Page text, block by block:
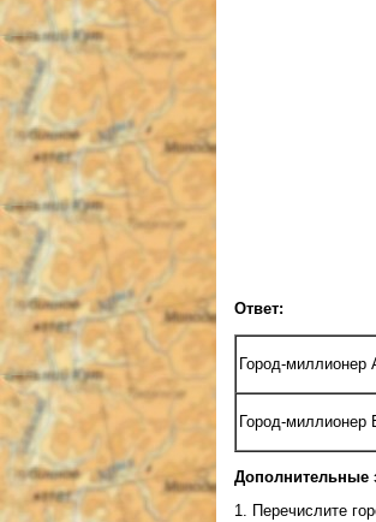
Ответ:
Город-
Город-
Дополнительные
1. Перечислите